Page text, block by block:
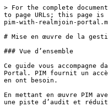
> For the complete
to page URLs; this page is
pim-with-realmjoin-
# Mise en œuvre de la
### Vue d’ensemble
Ce guide vous
Portal. PIM fournit un
en ont besoin.
En mettant en œuvre PIM
une piste d’audit et